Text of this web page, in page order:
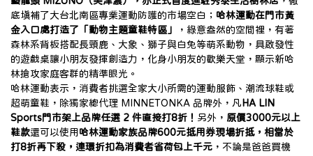
底填補了大台北南區專業運動防護的市場空白； 哈林運動在門市黃
金入口處打造了「動物主題童鞋特區」
，綠意盎然的空間裡，有著
森林系背板搭配長頸鹿、大象、獅子與白兔等萌系動物，具啟發性
的遊戲桌讓小朋友發揮創造力，化身小朋友的歡樂天堂，顯示新哈
林搶攻家庭客群的精準眼光。
哈林運動表示，消費者挑選全家大小所需的運動服飾、潮流球鞋或
超萌童鞋，除獨家總代理 MINNETONKA 品牌外，凡 HA LIN
Sports門市架上品牌任選 2 件直接打8折！ 另外， 原價3000元以上
鞋款還可以使用哈林運動家族品牌600元抵用券現場折抵，相當於
打8折再下殺，連環折扣為消費者省荷包上千元 ，不論是爸爸買機